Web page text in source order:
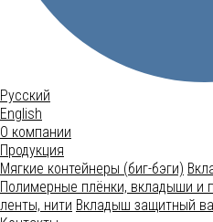
Русский
English
О компании
Продукция
Мягкие контейнеры (биг-бэги)
Полимерные плёнки, вкладыши и
ленты, нити Вкладыш защитный